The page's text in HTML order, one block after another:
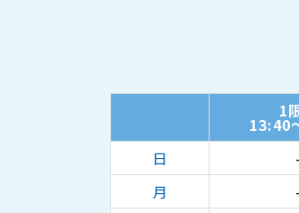
1
13:40
日
-
月
-